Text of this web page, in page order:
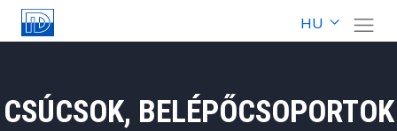
HU
CSÚCSOK, BELÉPŐCSOPORTOK